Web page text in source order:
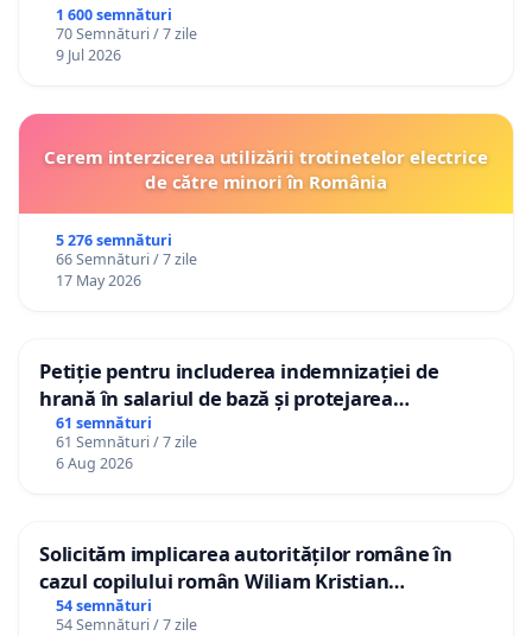
1 600 semnături
70 Semnături / 7 zile
9 Jul 2026
Cerem interzicerea utilizării trotinetelor electrice
de către minori în România
5 276 semnături
66 Semnături / 7 zile
17 May 2026
Petiție pentru includerea indemnizației de
hrană în salariul de bază și protejarea
gradațiilor de vechime pentru asistenții
personali
61 semnături
61 Semnături / 7 zile
6 Aug 2026
Solicităm implicarea autorităților române în
cazul copilului român Wiliam Kristian
Gheorghe, aflat în plasament în Danemarca de
54 semnături
54 Semnături / 7 zile